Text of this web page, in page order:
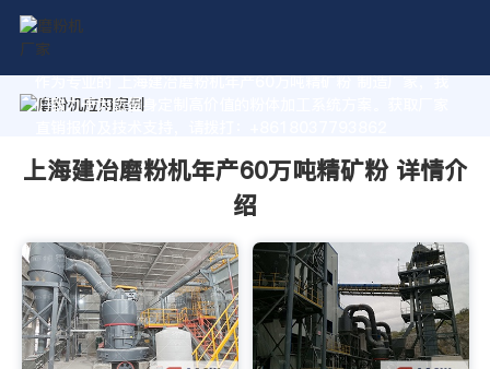
作为专业的 上海建冶磨粉机年产60万吨精矿粉 制造厂家，我
们致力于为您量身定制高价值的粉体加工系统方案。获取厂家
上海建冶磨粉机年产60万吨精矿粉 详情介
绍